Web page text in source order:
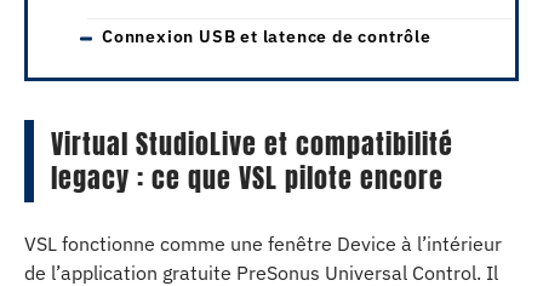
Connexion USB et latence de contrôle
Virtual StudioLive et compatibilité
legacy : ce que VSL pilote encore
VSL fonctionne comme une fenêtre Device à l’intérieur
de l’application gratuite PreSonus Universal Control. Il